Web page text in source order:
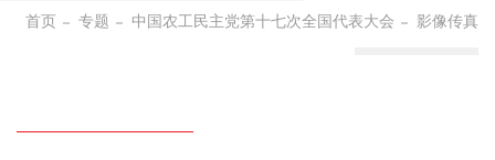
首页 专题 中国农工民主党第十七次全国代表大会 影像传真